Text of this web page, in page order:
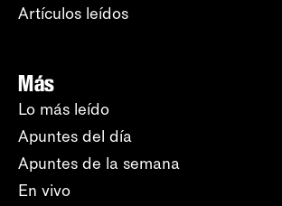
Artículos leídos
Más
Lo más leído
Apuntes del día
Apuntes de la semana
En vivo